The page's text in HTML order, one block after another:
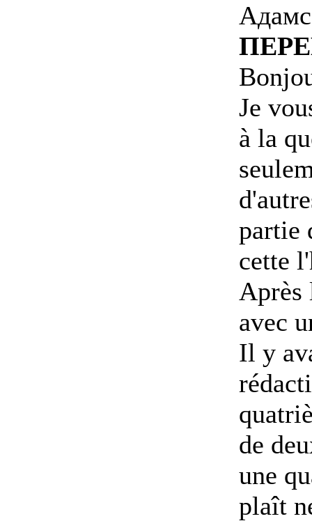
Je
à la
partie
cette
Après
avec
Il y
de
une
plaît